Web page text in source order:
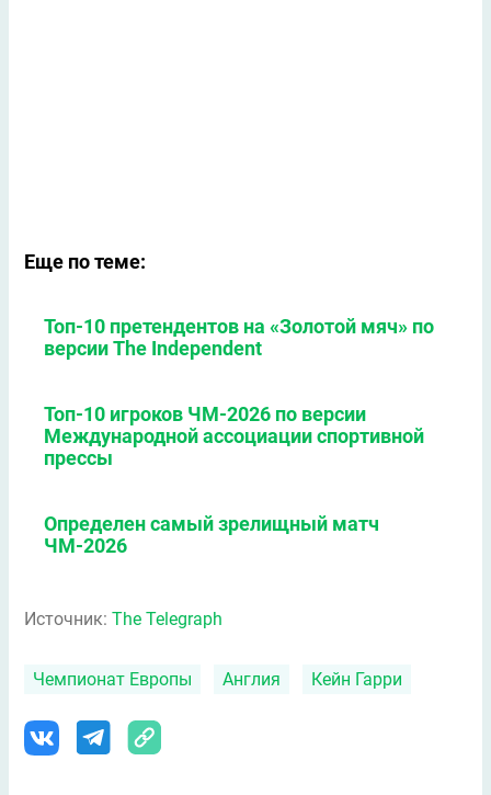
Еще по теме:
Топ-10 претендентов на «Золотой мяч» по
версии The Independent
Топ-10 игроков ЧМ-2026 по версии
Международной ассоциации спортивной
прессы
Определен самый зрелищный матч
ЧМ-2026
Источник: The Telegraph
Чемпионат Европы Англия Кейн Гарри